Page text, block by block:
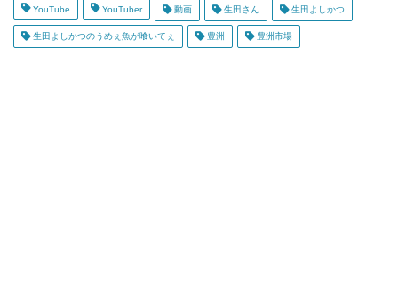
YouTube YouTuber 動画 生田さん 生田よしかつ
生田よしかつのうめぇ魚が喰いてぇ 豊洲 豊洲市場